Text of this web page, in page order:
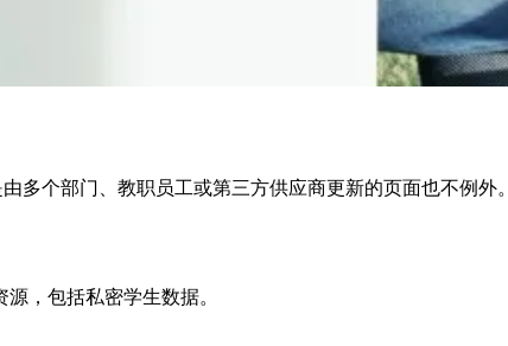
多个部门、教职员工或第三方供应商更新的页面也不例外。
，包括私密学生数据。